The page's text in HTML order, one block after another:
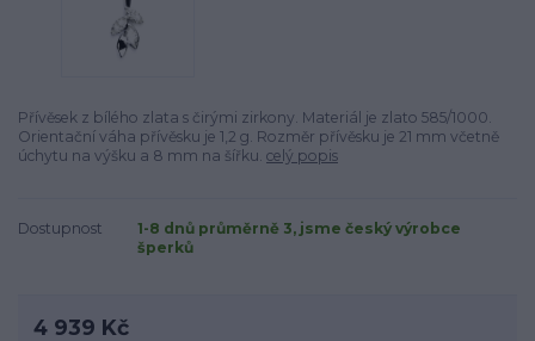
Přívěsek z bílého zlata s čirými zirkony. Materiál je zlato 585/1000.
Orientační váha přívěsku je 1,2 g. Rozměr přívěsku je 21 mm včetně
úchytu na výšku a 8 mm na šířku. celý popis
Dostupnost
1-8 dnů průměrně 3, jsme český výrobce
šperků
4 939 Kč